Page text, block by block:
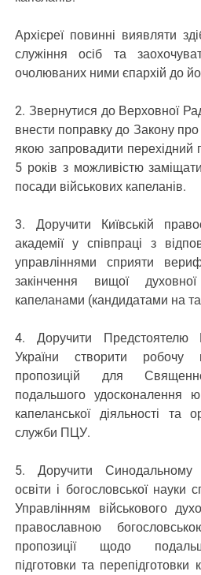
Архієреї повинні виявляти
служіння осіб та
очолюваних ними єпархій до
2. Звернутися до Верховної
внести поправку до Закону про
якою запровадити
5 років з можливістю
посади військових капеланів.
3. Доручити Київській
академії у співпраці з
управліннями сприяти
закінчення вищої
капеланами (кандидатами на
4. Доручити Предстоятелю
України створити робочу
пропозицій для
подальшого удосконалення
капеланської діяльності та
служби ПЦУ.
5. Доручити Синодальному
освіти і богословської науки
Управлінням військового
православною
пропозиції щодо
підготовки та перепідготовки